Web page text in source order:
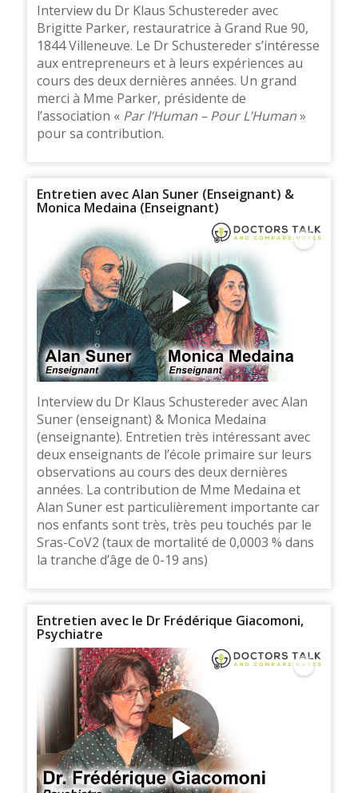
Interview du Dr Klaus Schustereder avec
Brigitte Parker, restauratrice à Grand Rue 90,
1844 Villeneuve. Le Dr Schustereder s’intéresse
aux entrepreneurs et à leurs expériences au
cours des deux dernières années. Un grand
merci à Mme Parker, présidente de
l’association « Par l’Human – Pour L’Human»
pour sa contribution.
Entretien avec Alan Suner (Enseignant) &
Monica Medaina (Enseignant)
Interview du Dr Klaus Schustereder avec Alan
Suner (enseignant) & Monica Medaina
(enseignante). Entretien très intéressant avec
deux enseignants de l’école primaire sur leurs
observations au cours des deux dernières
années. La contribution de Mme Medaina et
Alan Suner est particulièrement importante car
nos enfants sont très, très peu touchés par le
Sras-CoV2 (taux de mortalité de 0,0003 % dans
la tranche d’âge de 0-19 ans)
Entretien avec le Dr Frédérique Giacomoni,
Psychiatre